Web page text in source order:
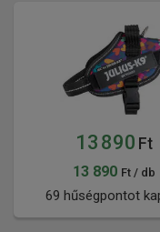
13 890 Ft
13 890 Ft / db
69 hűségpontot